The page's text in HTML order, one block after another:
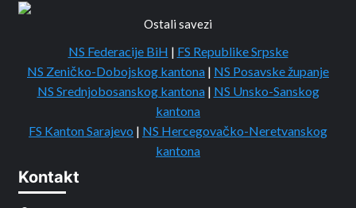
Ostali savezi
NS Federacije BiH | FS Republike Srpske
NS Zeničko-Dobojskog kantona | NS Posavske županje
NS Srednjobosanskog kantona | NS Unsko-Sanskog
kantona
FS Kanton Sarajevo | NS Hercegovačko-Neretvanskog
kantona
Kontakt